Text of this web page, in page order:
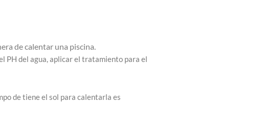
de calentar una piscina.
PH del agua, aplicar el tratamiento para el
de tiene el sol para calentarla es